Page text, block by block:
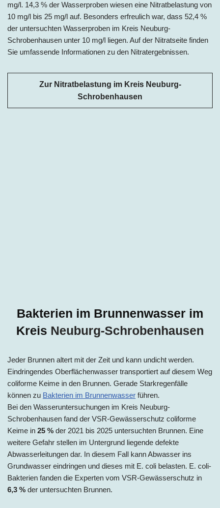
mg/l. 14,3 % der Wasserproben wiesen eine Nitratbelastung von
10 mg/l bis 25 mg/l auf. Besonders erfreulich war, dass 52,4 %
der untersuchten Wasserproben im Kreis Neuburg-
Schrobenhausen unter 10 mg/l liegen. Auf der Nitratseite finden
Sie umfassende Informationen zu den Nitratergebnissen.
Zur Nitratbelastung im Kreis Neuburg-
Schrobenhausen
Bakterien im Brunnenwasser im
Kreis Neuburg-Schrobenhausen
Jeder Brunnen altert mit der Zeit und kann undicht werden.
Eindringendes Oberflächenwasser transportiert auf diesem Weg
coliforme Keime in den Brunnen. Gerade Starkregenfälle
können zu Bakterien im Brunnenwasser führen.
Bei den Wasseruntersuchungen im Kreis Neuburg-
Schrobenhausen fand der VSR-Gewässerschutz coliforme
Keime in 25 % der 2021 bis 2025 untersuchten Brunnen. Eine
weitere Gefahr stellen im Untergrund liegende defekte
Abwasserleitungen dar. In diesem Fall kann Abwasser ins
Grundwasser eindringen und dieses mit E. coli belasten. E. coli-
Bakterien fanden die Experten vom VSR-Gewässerschutz in
6,3 % der untersuchten Brunnen.